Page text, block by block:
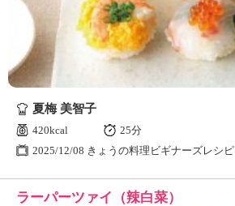
夏梅 美智子
420kcal
25分
2025/12/08 きょうの料理ビギナーズレシピ
ラーパーツァイ（辣白菜）